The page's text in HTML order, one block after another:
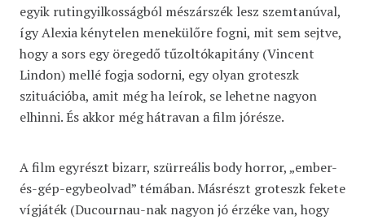
egyik rutingyilkosságból mészárszék lesz szemtanúval,
így Alexia kénytelen menekülőre fogni, mit sem sejtve,
hogy a sors egy öregedő tűzoltókapitány (Vincent
Lindon) mellé fogja sodorni, egy olyan groteszk
szituációba, amit még ha leírok, se lehetne nagyon
elhinni. És akkor még hátravan a film jórésze.
A film egyrészt bizarr, szürreális body horror, „ember-
és-gép-egybeolvad” témában. Másrészt groteszk fekete
vígjáték (Ducournau-nak nagyon jó érzéke van, hogy